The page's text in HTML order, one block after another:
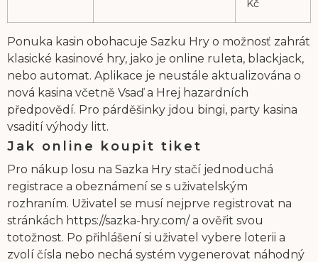
Kč
Ponuka kasin obohacuje Sazku Hry o možnosť zahrát
klasické kasinové hry, jako je online ruleta, blackjack,
nebo automat. Aplikace je neustále aktualizována o
nová kasina včetně Vsaď a Hrej hazardních
předpovědí. Pro párděšinky jdou bingi, party kasina
vsadití výhody litt.
Jak online koupit tiket
Pro nákup losu na Sazka Hry stačí jednoduchá
registrace a obeznámení se s uživatelským
rozhraním. Uživatel se musí nejprve registrovat na
stránkách https://sazka-hry.com/ a ověřit svou
totožnost. Po přihlášení si uživatel vybere loterii a
zvolí čísla nebo nechá systém vygenerovat náhodný